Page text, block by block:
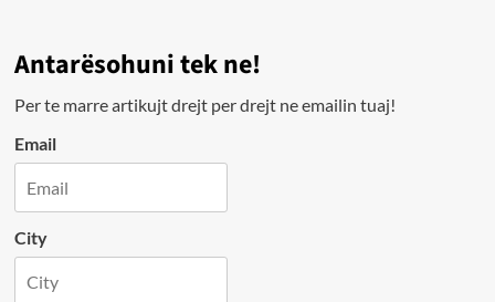
Antarësohuni tek ne!
Per te marre artikujt drejt per drejt ne emailin tuaj!
Email
City